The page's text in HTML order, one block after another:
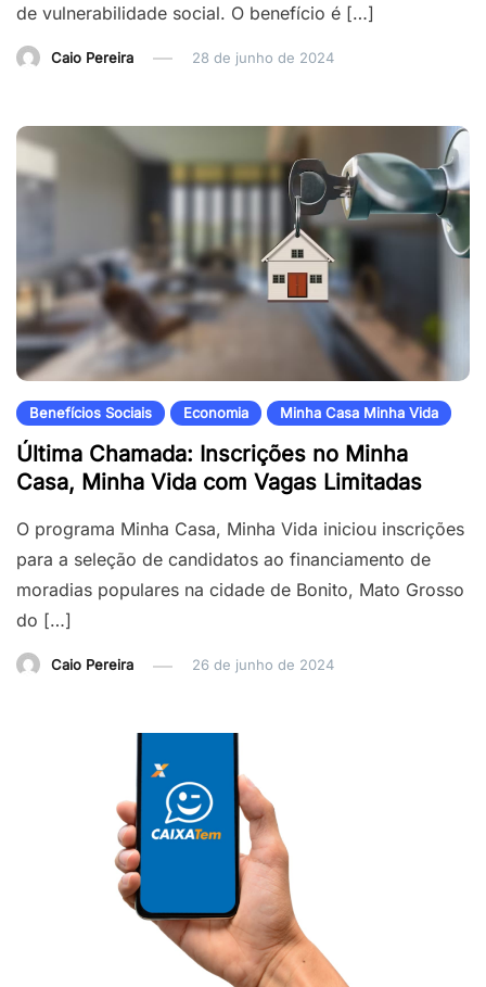
de vulnerabilidade social. O benefício é […]
Caio Pereira 28 de junho de 2024
Benefícios Sociais Economia Minha Casa Minha Vida
Última Chamada: Inscrições no Minha
Casa, Minha Vida com Vagas Limitadas
O programa Minha Casa, Minha Vida iniciou inscrições
para a seleção de candidatos ao financiamento de
moradias populares na cidade de Bonito, Mato Grosso
do […]
Caio Pereira 26 de junho de 2024